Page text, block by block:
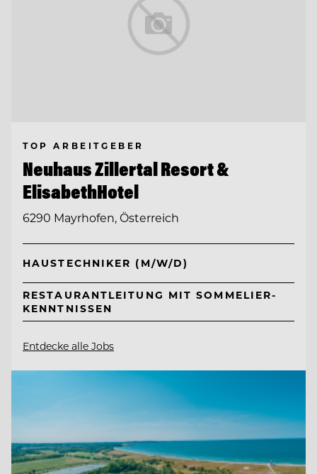
TOP ARBEITGEBER
Neuhaus Zillertal Resort &
ElisabethHotel
6290 Mayrhofen, Österreich
HAUSTECHNIKER (M/W/D)
RESTAURANTLEITUNG MIT SOMMELIER-
KENNTNISSEN
Entdecke alle Jobs